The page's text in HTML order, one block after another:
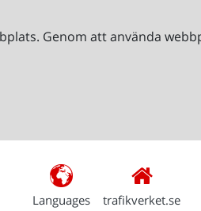
Genom att använda
Languages trafikverket.se